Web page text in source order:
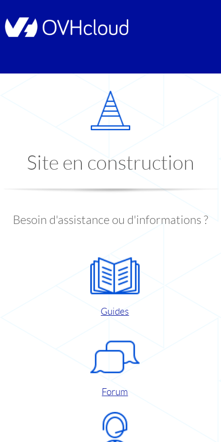
Site en construction
Besoin d'assistance ou d'informations ?
Guides
Forum